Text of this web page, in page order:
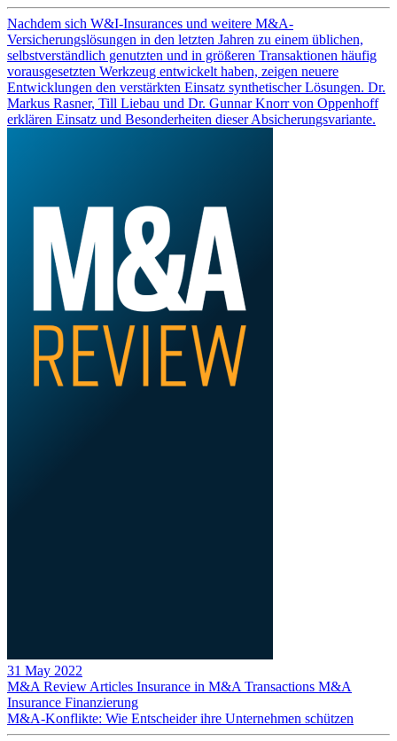
Nachdem sich W&I-Insurances und weitere M&A-
Versicherungslösungen in den letzten Jahren zu einem üblichen,
selbstverständlich genutzten und in größeren Transaktionen häufig
vorausgesetzten Werkzeug entwickelt haben, zeigen neuere
Entwicklungen den verstärkten Einsatz synthetischer Lösungen. Dr.
Markus Rasner, Till Liebau und Dr. Gunnar Knorr von Oppenhoff
erklären Einsatz und Besonderheiten dieser Absicherungsvariante.
31 May 2022
M&A Review Articles Insurance in M&A Transactions M&A
Insurance Finanzierung
M&A-Konflikte: Wie Entscheider ihre Unternehmen schützen